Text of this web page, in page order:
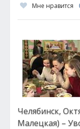
Мне нравится
Челябинск,
Малецкая) –